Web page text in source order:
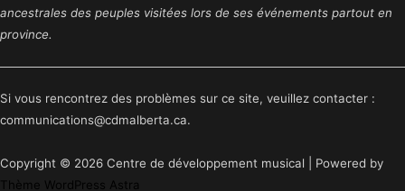
ancestrales des peuples visitées lors de ses événements partout en
province.
Si vous rencontrez des problèmes sur ce site, veuillez contacter :
communications@cdmalberta.ca.
Copyright © 2026 Centre de développement musical | Powered by
Thème WordPress Astra